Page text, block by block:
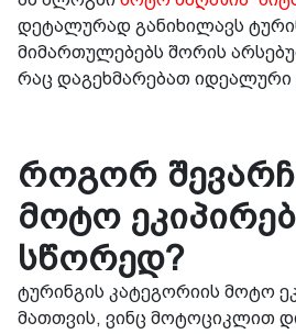
დეტალურად განიხილავს
მიმართულებებს შორის
რაც დაგეხმარებათ იდეალური
როგორ
მოტო
სწორედ?
ტურინგის კატეგორიის მოტო
მათთვის, ვინც მოტოციკლით